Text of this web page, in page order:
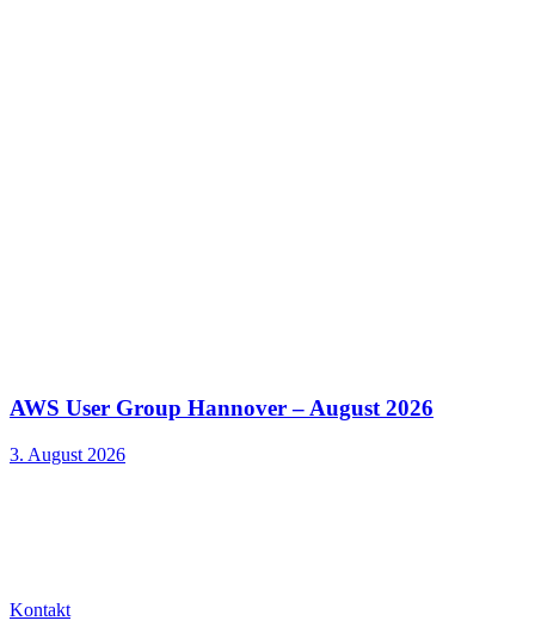
AWS User Group Hannover – August 2026
3. August 2026
Kontakt